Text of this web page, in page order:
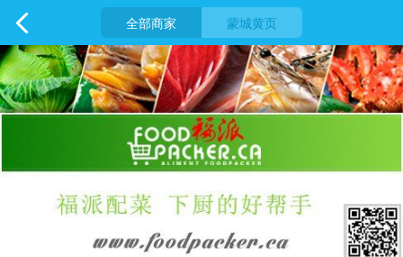
 全部商家 蒙城黄页